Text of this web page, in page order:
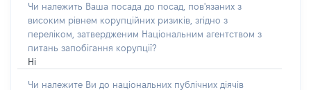
Чи належить Ваша посада до посад, пов'язаних з
високим рівнем корупційних ризиків, згідно з
переліком, затвердженим Національним агентством з
питань запобігання корупції?
Ні
Чи належите Ви до національних публічних діячів